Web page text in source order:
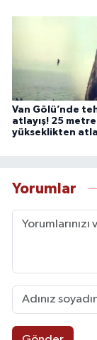
Van Gölü’nde
atlayış! 25 metre
yükseklikten
Yorumlar